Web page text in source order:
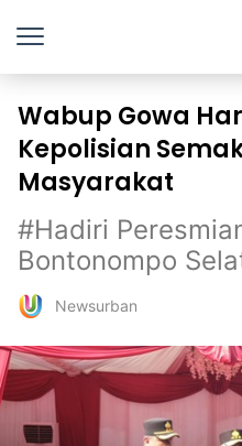
Wabup Gowa
Kepolisian
Masyarakat
#Hadiri
Bontonompo
Newsurban